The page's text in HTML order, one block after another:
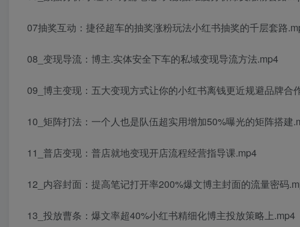
07抽奖互动：捷径超车的抽奖涨粉玩法小红书抽奖的千层套路
08_变现导流：博主.实体安全下车的私域变现导流方法.mp4
09_博主变现：五大变现方式让你的小红书离钱更近规避品牌合
10_矩阵打法：一个人也是队伍超实用增加50%曝光的矩阵搭建
11_普店变现：普店就地变现开店流程经营指导课.mp4
12_内容封面：提高笔记打开率200%爆文博主封面的流量密码
13_投放曹条：爆文率超40%小红书精细化博主投放策略上.mp4